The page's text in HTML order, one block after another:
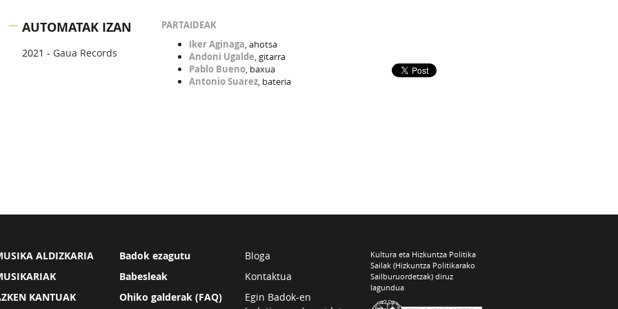
AUTOMATAK IZAN
2021 - Gaua Records
PARTAIDEAK
Iker Aginaga, ahotsa
Andoni Ugalde, gitarra
Pablo Bueno, baxua
Antonio Suarez, bateria
ALDIZKARIA
KANTUAK
Badok ezagutu
Babesleak
Ohiko galderak (FAQ)
Bloga
Kontaktua
Egin Badok-en
Kultura eta Hizkuntza Politika
Sailak (Hizkuntza Politikarako
Sailburuordetzak) diruz
lagundua